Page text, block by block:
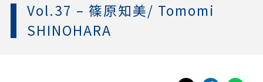
トップページ
Vol.37 – 篠原知美/ Tomomi
SHINOHARA